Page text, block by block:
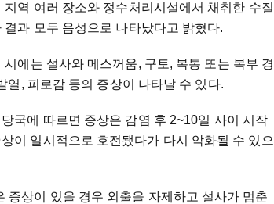
지역 여러 장소와 정수처리시설에서 채취한 수질
결과 모두 음성으로 나타났다고 밝혔다.
시에는 설사와 메스꺼움, 구토, 복통 또는 복부 경
열, 피로감 등의 증상이 나타날 수 있다.
당국에 따르면 증상은 감염 후 2~10일 사이 시작
이 일시적으로 호전됐다가 다시 악화될 수 있으
증상이 있을 경우 외출을 자제하고 설사가 멈춘